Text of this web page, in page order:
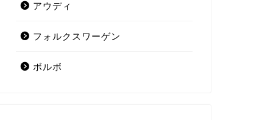
アウディ
フォルクスワーゲン
ボルボ